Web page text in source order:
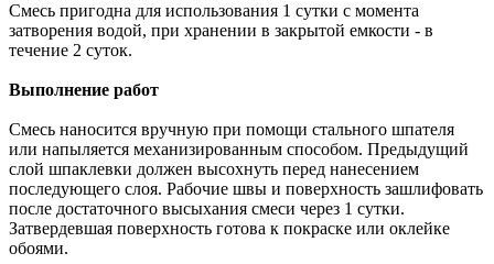
Смесь пригодна для использования 1 сутки с момента
затворения водой, при хранении в закрытой емкости - в
течение 2 суток.
Выполнение работ
Смесь наносится вручную при помощи стального шпателя
или напыляется механизированным способом. Предыдущий
слой шпаклевки должен высохнуть перед нанесением
последующего слоя. Рабочие швы и поверхность зашлифовать
после достаточного высыхания смеси через 1 сутки.
Затвердевшая поверхность готова к покраске или оклейке
обоями.